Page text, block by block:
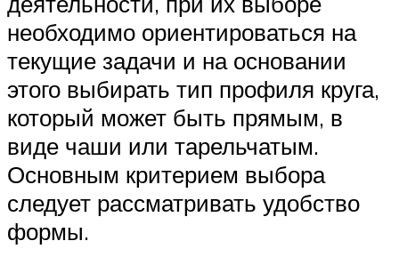
необходимо ориентироваться на
текущие задачи и на основании
этого выбирать тип профиля круга,
который может быть прямым, в
виде чаши или тарельчатым.
Основным критерием выбора
следует рассматривать удобство
формы.